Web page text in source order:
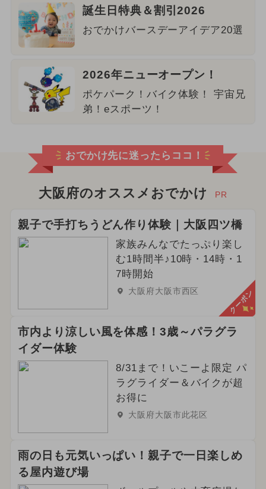
誕生日特典＆割引2026
おでかけバースデーアイデア20選
2026年ニューオープン！
ポケパーク！バイク体験！ 宇宙兄
弟！eスポーツ！
おでかけ先に迷ったらココ！
大阪府のオススメおでかけ PR
親子で手打ちうどん作り体験｜大阪四ツ橋
家族みんなでたっぷり楽し
む1時間半♪10時・14時・1
7時開始
大阪府大阪市西区 クーポン
市内より涼しい風を体感！3歳～パラグラ
イダー体験
8/31まで！いこーよ限定 パ
ラグライダー＆バイクが超
お得に
大阪府大阪市此花区
雨の日も元気いっぱい！親子で一日楽しめ
る屋内遊び場